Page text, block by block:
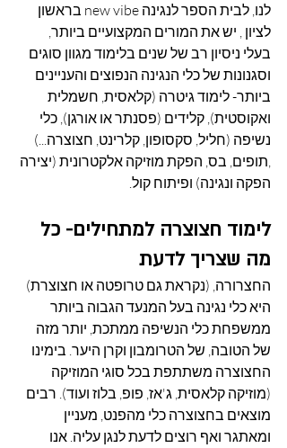
לנו, לבית הספר לנגינה new vibe בראשון
לציון , יש את המורים המקצועיים ביותר,
בעלי ניסיון רב של שנים בלימוד מגוון סוגים
וסגנונות של כלי הנגינה הנפוצים והעניינים
ביותר- לימוד גיטרה (קלאסית, חשמלית
ואקוסטית), קלידים (פסנתר או אורגן), כלי
נשיפה (חליל, סקסופון, קלרינט, חצוצרה...)
,תופים, בס, הפקת מוזיקה אלקטרונית (יצירה
הפקה ונגינה) ופיתוח קול.
לימוד חצוצרה למתחילים- כל
מה שצריך לדעת
החצרורה, (נקראת גם טרופטה או חצוצרת)
היא כלי נגינה בעל המנעד הגבוה ביותר
ממשפחת כלי הנשיפה ממתכת, יותר מזה
של הטובה, של הטרומבון וקרן היער. בימינו
החצוצרה משתתפת בכל סוגי המוזיקה
(מוזיקה קלאסית, ג'אז, פופ, בלוז ועוד). רבים
מוצאים בחצוצרה כלי מהפנט, מעניין
ומאתגר ואף רוצים לדעת לנגן עליה. אנו